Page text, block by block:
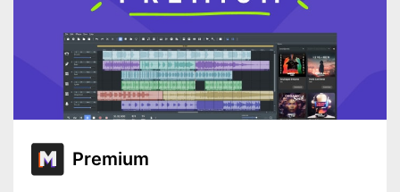
Premium